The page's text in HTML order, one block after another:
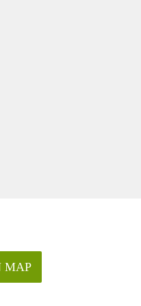
kunt u contact met
onze website.
MAP